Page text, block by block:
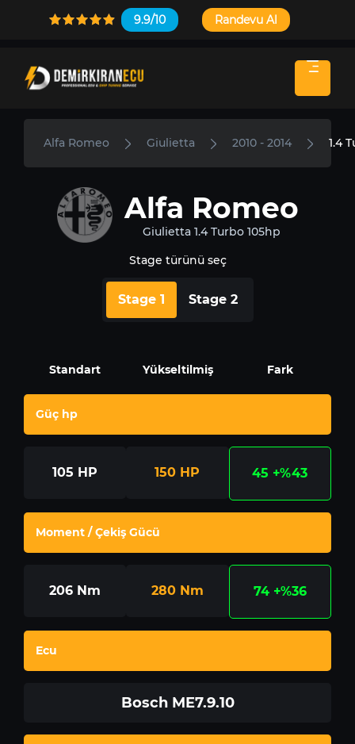
9.9/10 Randevu Al
Alfa Romeo Giulietta 2010 - 2014 1.4
Alfa Romeo
Giulietta 1.4 Turbo 105hp
Stage türünü seç
Stage 1 Stage 2
Standart Yükseltilmiş Fark
Güç hp
105 HP 150 HP 45 +%43
Moment / Çekiş Gücü
206 Nm 280 Nm 74 +%36
Ecu
Bosch ME7.9.10